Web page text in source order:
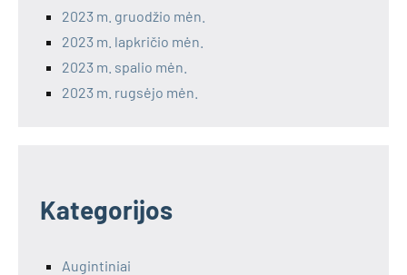
2023 m. gruodžio mėn.
2023 m. lapkričio mėn.
2023 m. spalio mėn.
2023 m. rugsėjo mėn.
Kategorijos
Augintiniai